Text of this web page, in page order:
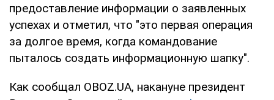
предоставление информации о заявленных
успехах и отметил, что "это первая операция
за долгое время, когда командование
пыталось создать информационную шапку".
Как сообщал OBOZ.UA, накануне президент